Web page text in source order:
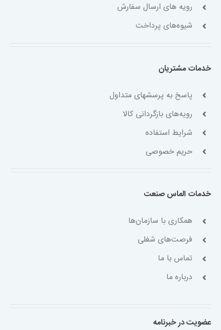
رویه های ارسال سفارش
شیوه‌های پرداخت
خدمات مشتریان
پاسخ به پرسشهای متداول
رویه‌های بازگردانی کالا
شرایط استفاده
حریم خصوصی
خدمات الماس صنعت
همکاری با سازمان‌ها
فرصت‌های شغلی
تماس با ما
درباره ما
عضویت در خبرنامه